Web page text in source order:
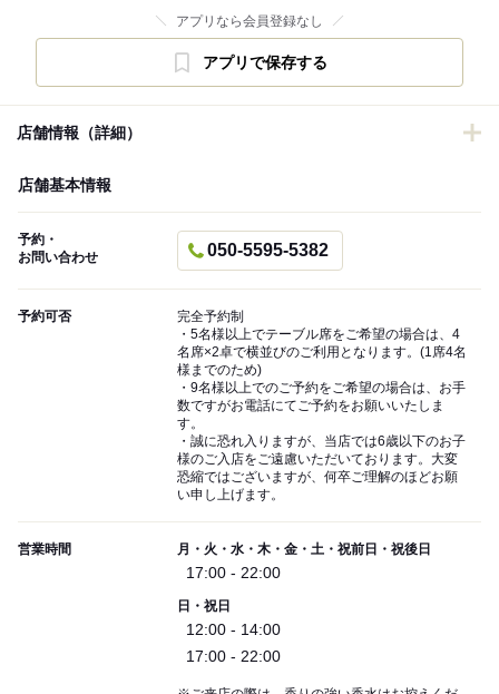
アプリなら会員登録なし
アプリで保存する
店舗情報（詳細）
店舗基本情報
予約・
お問い合わせ
050-5595-5382
予約可否
完全予約制
・5名様以上でテーブル席をご希望の場合は、4
名席×2卓で横並びのご利用となります。(1席4名
様までのため)
・9名様以上でのご予約をご希望の場合は、お手
数ですがお電話にてご予約をお願いいたしま
す。
・誠に恐れ入りますが、当店では6歳以下のお子
様のご入店をご遠慮いただいております。大変
恐縮ではございますが、何卒ご理解のほどお願
い申し上げます。
営業時間 月・火・水・木・金・土・祝前日・祝後日
17:00 - 22:00
日・祝日
12:00 - 14:00
17:00 - 22:00